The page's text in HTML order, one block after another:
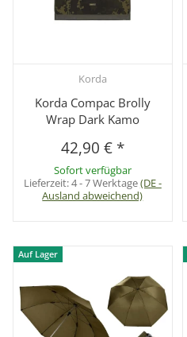
Korda
Korda Compac Brolly
Wrap Dark Kamo
42,90 € *
Sofort verfügbar
Lieferzeit:4 - 7 Werktage(DE -
Ausland abweichend)
Auf Lager